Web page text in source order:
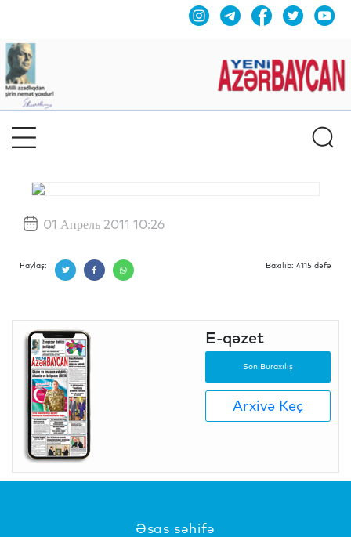
01 Апрель 2011 10:26
Paylaş: Baxılıb: 4115 dəfə
E-qəzet
Son Buraxılış
Arxivə Keç
Əsas səhifə